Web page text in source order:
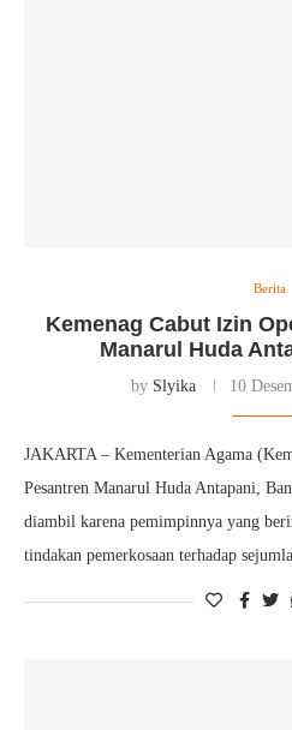
Berita
Kemenag Cabut Izin
Manarul Huda
by Slyika 10
JAKARTA – Kementerian Agama
Pesantren Manarul Huda Antapani,
diambil karena pemimpinnya yang
tindakan pemerkosaan terhadap